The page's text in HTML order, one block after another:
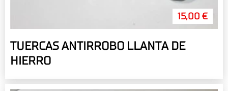
15,00 €
TUERCAS ANTIRROBO LLANTA DE
HIERRO